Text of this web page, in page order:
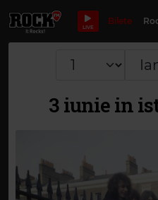
LIVE
Bilete
3 iunie in